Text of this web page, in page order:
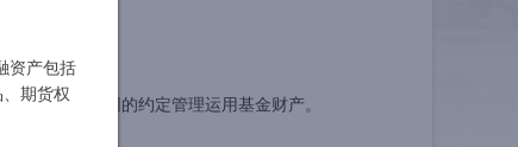
资产包括
期货权
按照基金合同的约定管理运用基金财产。